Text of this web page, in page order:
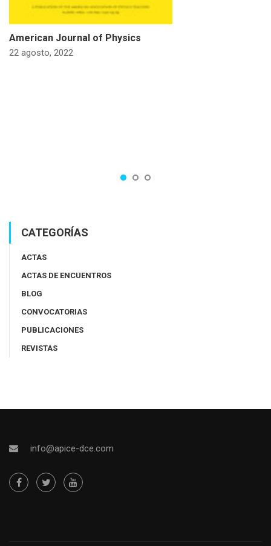
American Journal of Physics
22 agosto, 2022
CATEGORÍAS
ACTAS
ACTAS DE ENCUENTROS
BLOG
CONVOCATORIAS
PUBLICACIONES
REVISTAS
info@apice-dce.com